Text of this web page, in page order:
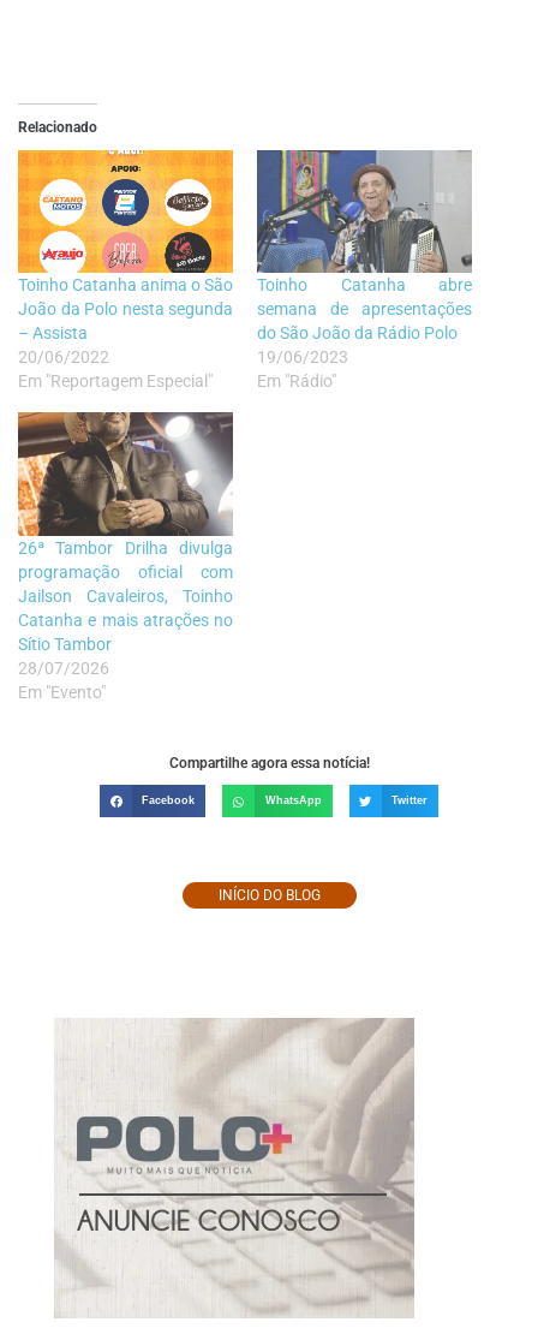
Relacionado
Toinho Catanha anima o São
João da Polo nesta segunda
– Assista
20/06/2022
Em "Reportagem Especial"
Toinho Catanha abre
semana de apresentações
do São João da Rádio Polo
19/06/2023
Em "Rádio"
26ª Tambor Drilha divulga
programação oficial com
Jailson Cavaleiros, Toinho
Catanha e mais atrações no
Sítio Tambor
28/07/2026
Em "Evento"
Compartilhe agora essa notícia!
Facebook WhatsApp Twitter
INÍCIO DO BLOG